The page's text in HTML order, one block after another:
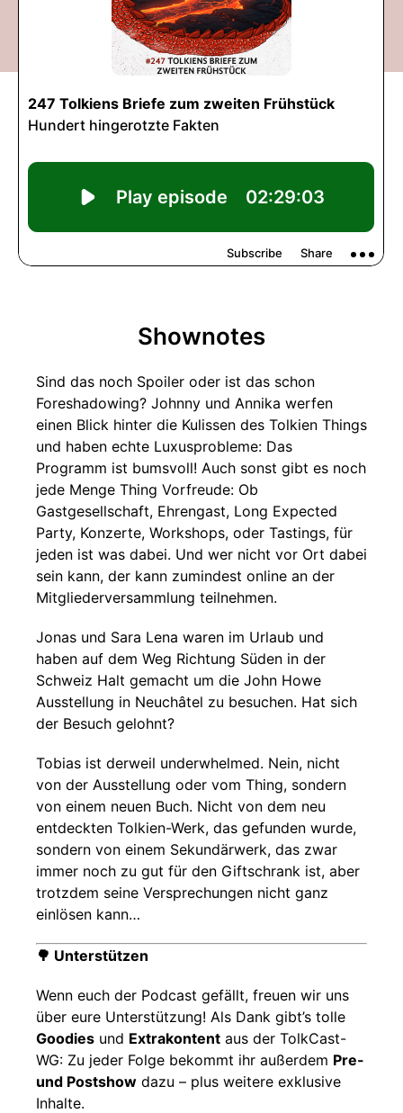
Shownotes
Sind das noch Spoiler oder ist das schon
Foreshadowing? Johnny und Annika werfen
einen Blick hinter die Kulissen des Tolkien Things
und haben echte Luxusprobleme: Das
Programm ist bumsvoll! Auch sonst gibt es noch
jede Menge Thing Vorfreude: Ob
Gastgesellschaft, Ehrengast, Long Expected
Party, Konzerte, Workshops, oder Tastings, für
jeden ist was dabei. Und wer nicht vor Ort dabei
sein kann, der kann zumindest online an der
Mitgliederversammlung teilnehmen.
Jonas und Sara Lena waren im Urlaub und
haben auf dem Weg Richtung Süden in der
Schweiz Halt gemacht um die John Howe
Ausstellung in Neuchâtel zu besuchen. Hat sich
der Besuch gelohnt?
Tobias ist derweil underwhelmed. Nein, nicht
von der Ausstellung oder vom Thing, sondern
von einem neuen Buch. Nicht von dem neu
entdeckten Tolkien-Werk, das gefunden wurde,
sondern von einem Sekundärwerk, das zwar
immer noch zu gut für den Giftschrank ist, aber
trotzdem seine Versprechungen nicht ganz
einlösen kann…
🌳 Unterstützen
Wenn euch der Podcast gefällt, freuen wir uns
über eure Unterstützung! Als Dank gibt’s tolle
Goodies und Extrakontent aus der TolkCast-
WG: Zu jeder Folge bekommt ihr außerdem Pre-
und Postshow dazu – plus weitere exklusive
Inhalte.